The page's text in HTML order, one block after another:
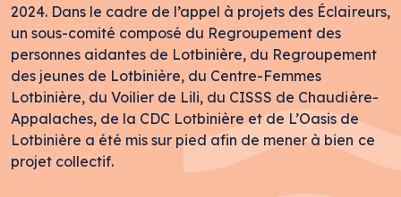
2024. Dans le cadre de l’appel à projets des Éclaireurs,
un sous-comité composé du Regroupement des
personnes aidantes de Lotbinière, du Regroupement
des jeunes de Lotbinière, du Centre-Femmes
Lotbinière, du Voilier de Lili, du CISSS de Chaudière-
Appalaches, de la CDC Lotbinière et de L’Oasis de
Lotbinière a été mis sur pied afin de mener à bien ce
projet collectif.